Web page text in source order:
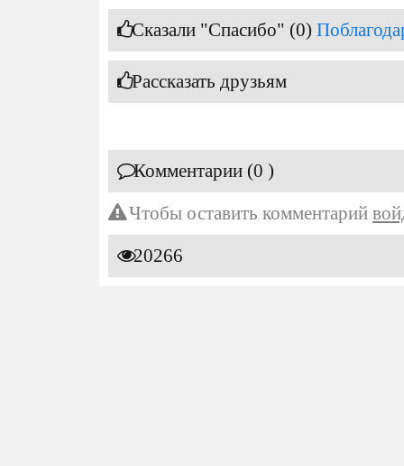
Сказали "Спасибо" (0)
Рассказать друзьям
Комментарии (0 )
Чтобы оставить комментарий
20266